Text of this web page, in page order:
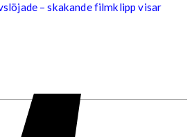
– skakande filmklipp visar